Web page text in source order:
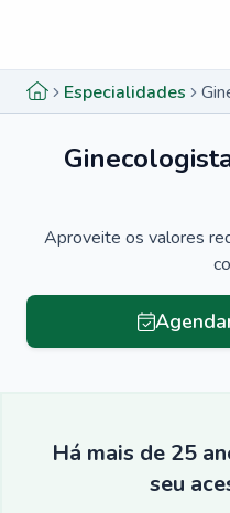
Especialidades
Aproveite os valores
Há mais de 25
seu